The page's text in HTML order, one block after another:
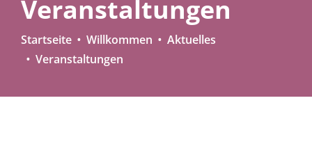
Veranstaltungen
Startseite Willkommen
Aktuelles
Veranstaltungen